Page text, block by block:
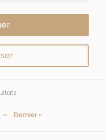
Page
››
Dernière
Dernier »